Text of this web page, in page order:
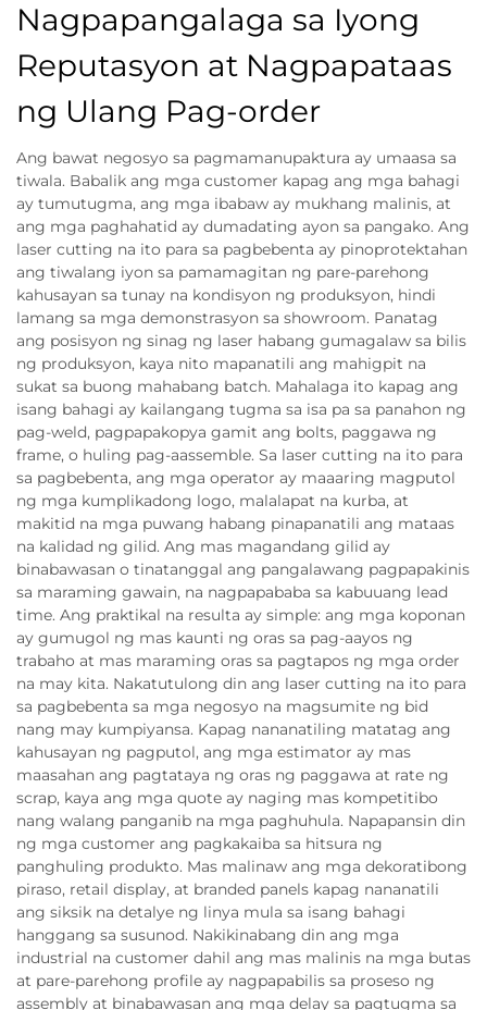
Nagpapangalaga sa Iyong
Reputasyon at Nagpapataas
ng Ulang Pag-order
Ang bawat negosyo sa pagmamanupaktura ay umaasa sa
tiwala. Babalik ang mga customer kapag ang mga bahagi
ay tumutugma, ang mga ibabaw ay mukhang malinis, at
ang mga paghahatid ay dumadating ayon sa pangako. Ang
laser cutting na ito para sa pagbebenta ay pinoprotektahan
ang tiwalang iyon sa pamamagitan ng pare-parehong
kahusayan sa tunay na kondisyon ng produksyon, hindi
lamang sa mga demonstrasyon sa showroom. Panatag
ang posisyon ng sinag ng laser habang gumagalaw sa bilis
ng produksyon, kaya nito mapanatili ang mahigpit na
sukat sa buong mahabang batch. Mahalaga ito kapag ang
isang bahagi ay kailangang tugma sa isa pa sa panahon ng
pag-weld, pagpapakopya gamit ang bolts, paggawa ng
frame, o huling pag-aassemble. Sa laser cutting na ito para
sa pagbebenta, ang mga operator ay maaaring magputol
ng mga kumplikadong logo, malalapat na kurba, at
makitid na mga puwang habang pinapanatili ang mataas
na kalidad ng gilid. Ang mas magandang gilid ay
binabawasan o tinatanggal ang pangalawang pagpapakinis
sa maraming gawain, na nagpapababa sa kabuuang lead
time. Ang praktikal na resulta ay simple: ang mga koponan
ay gumugol ng mas kaunti ng oras sa pag-aayos ng
trabaho at mas maraming oras sa pagtapos ng mga order
na may kita. Nakatutulong din ang laser cutting na ito para
sa pagbebenta sa mga negosyo na magsumite ng bid
nang may kumpiyansa. Kapag nananatiling matatag ang
kahusayan ng pagputol, ang mga estimator ay mas
maasahan ang pagtataya ng oras ng paggawa at rate ng
scrap, kaya ang mga quote ay naging mas kompetitibo
nang walang panganib na mga paghuhula. Napapansin din
ng mga customer ang pagkakaiba sa hitsura ng
panghuling produkto. Mas malinaw ang mga dekoratibong
piraso, retail display, at branded panels kapag nananatili
ang siksik na detalye ng linya mula sa isang bahagi
hanggang sa susunod. Nakikinabang din ang mga
industrial na customer dahil ang mas malinis na mga butas
at pare-parehong profile ay nagpapabilis sa proseso ng
assembly at binabawasan ang mga delay sa pagtugma sa